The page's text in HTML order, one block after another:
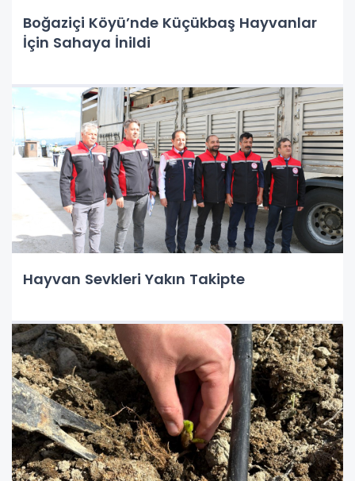
Boğaziçi Köyü’nde Küçükbaş Hayvanlar
İçin Sahaya İnildi
Hayvan Sevkleri Yakın Takipte